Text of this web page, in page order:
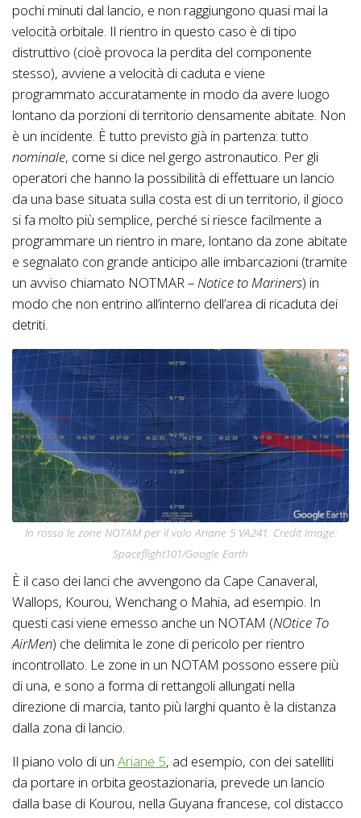
pochi minuti dal lancio, e non raggiungono quasi mai la
velocità orbitale. Il rientro in questo caso è di tipo
distruttivo (cioè provoca la perdita del componente
stesso), avviene a velocità di caduta e viene
programmato accuratamente in modo da avere luogo
lontano da porzioni di territorio densamente abitate. Non
è un incidente. È tutto previsto già in partenza: tutto
nominale, come si dice nel gergo astronautico. Per gli
operatori che hanno la possibilità di effettuare un lancio
da una base situata sulla costa est di un territorio, il gioco
si fa molto più semplice, perché si riesce facilmente a
programmare un rientro in mare, lontano da zone abitate
e segnalato con grande anticipo alle imbarcazioni (tramite
un avviso chiamato NOTMAR –Notice to Mariners) in
modo che non entrino all’interno dell’area di ricaduta dei
detriti.
In rosso le zone NOTAM per il volo Ariane 5 VA241. Credit Image:
Spaceflight101/Google Earth
È il caso dei lanci che avvengono da Cape Canaveral,
Wallops, Kourou, Wenchang o Mahia, ad esempio. In
questi casi viene emesso anche un NOTAM (NOtice To
AirMen) che delimita le zone di pericolo per rientro
incontrollato. Le zone in un NOTAM possono essere più
di una, e sono a forma di rettangoli allungati nella
direzione di marcia, tanto più larghi quanto è la distanza
dalla zona di lancio.
Il piano volo di un Ariane 5, ad esempio, con dei satelliti
da portare in orbita geostazionaria, prevede un lancio
dalla base di Kourou, nella Guyana francese, col distacco